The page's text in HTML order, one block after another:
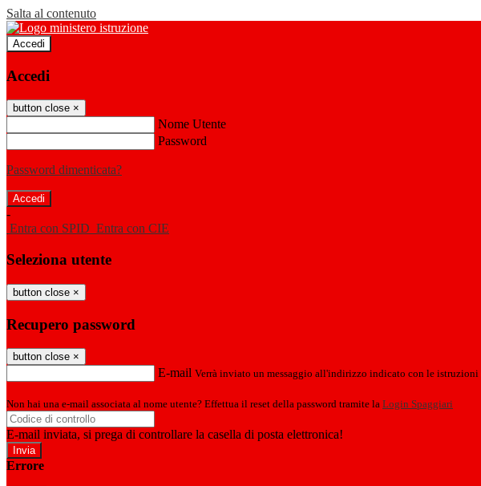
Salta al contenuto
Accedi
Accedi
button close ×
Nome Utente
Password
Password dimenticata?
-
Entra con SPID Entra con CIE
Seleziona utente
button close ×
Recupero password
button close ×
E-mail Verrà inviato un messaggio all'indirizzo indicato con le istruzioni
Non hai una e-mail associata al nome utente? Effettua il reset della password tramite la Login Spaggiari
E-mail inviata, si prega di controllare la casella di posta elettronica!
Errore